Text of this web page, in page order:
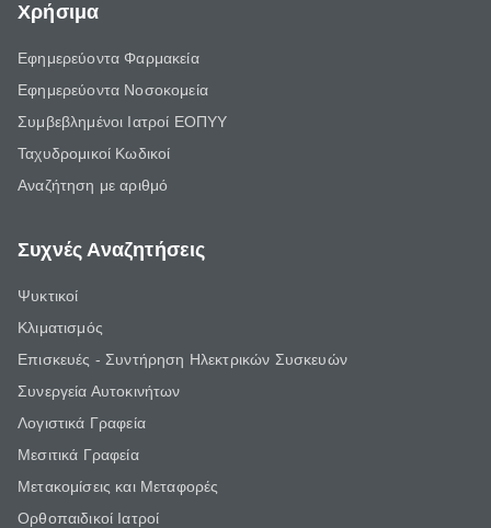
Χρήσιμα
Εφημερεύοντα Φαρμακεία
Εφημερεύοντα Νοσοκομεία
Συμβεβλημένοι Ιατροί ΕΟΠΥΥ
Ταχυδρομικοί Κωδικοί
Αναζήτηση με αριθμό
Συχνές Αναζητήσεις
Ψυκτικοί
Κλιματισμός
Επισκευές - Συντήρηση Ηλεκτρικών Συσκευών
Συνεργεία Αυτοκινήτων
Λογιστικά Γραφεία
Μεσιτικά Γραφεία
Μετακομίσεις και Μεταφορές
Ορθοπαιδικοί Ιατροί